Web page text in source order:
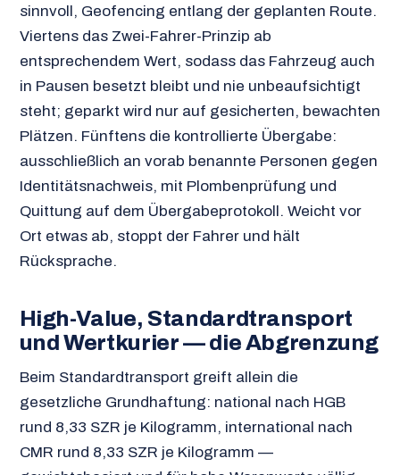
sinnvoll, Geofencing entlang der geplanten Route.
Viertens das Zwei-Fahrer-Prinzip ab
entsprechendem Wert, sodass das Fahrzeug auch
in Pausen besetzt bleibt und nie unbeaufsichtigt
steht; geparkt wird nur auf gesicherten, bewachten
Plätzen. Fünftens die kontrollierte Übergabe:
ausschließlich an vorab benannte Personen gegen
Identitätsnachweis, mit Plombenprüfung und
Quittung auf dem Übergabeprotokoll. Weicht vor
Ort etwas ab, stoppt der Fahrer und hält
Rücksprache.
High-Value, Standardtransport
und Wertkurier — die Abgrenzung
Beim Standardtransport greift allein die
gesetzliche Grundhaftung: national nach HGB
rund 8,33 SZR je Kilogramm, international nach
CMR rund 8,33 SZR je Kilogramm —